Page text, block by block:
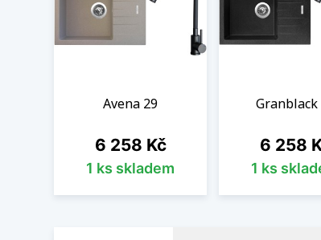
Avena 29
Cena
6 258 Kč
1 ks skladem
Granblack
Cena
6 258
1 ks